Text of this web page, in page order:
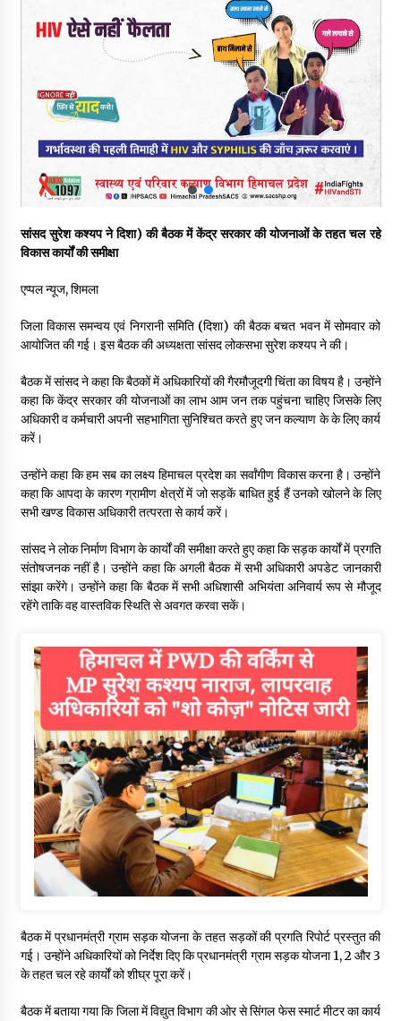
देहरा पुलिस की बड़ी कार्रवाई- 90 लाख नकद और 2 करोड़के सोने के
आभूषण बरामद, 7 आरोपी गिरफ्तार
05/08/2026
पिंजौर-बद्दी फोरलेन परियोजना को मिली बड़ी गति, 378.48 करोड़ की लागत
से बैलेंस कार्य का अवार्ड जारी : हर्ष महाजन
वन विभाग एवं रेड क्रॉस सोसायटी के संयुक्त तत्वावधान में शूराला में वृक्षारोपण
अभियान आयोजित
भवन एवं अन्य सन्निर्माण कामगार शीघ्र करवाएं ई-श्रम पोर्टल पर पंजीकरण
सांसद सुरेश कश्यप नेदिशा) की बैठकमें केंद्र सरकार की योजनाओं के तहत चल रहे
विकास कार्यों की समीक्षा
एप्पल न्यूज, शिमला
जिला विकास समन्वय एवं निगरानी समिति (दिशा) की बैठक बचत भवन में सोमवार को
आयोजित की गई। इस बैठक की अध्यक्षता सांसद लोकसभा सुरेश कश्यप ने की।
बैठक में सांसद ने कहा कि बैठकों में अधिकारियों की गैरमौजूदगी चिंता का विषय है। उन्होंने
कहा कि केंद्र सरकार की योजनाओं का लाभ आम जन तक पहुंचना चाहिए जिसके लिए
अधिकारी व कर्मचारी अपनी सहभागिता सुनिश्चित करते हुए जन कल्याण के के लिए कार्य
करें।
उन्होंने कहा कि हम सब का लक्ष्य हिमाचल प्रदेश का सर्वांगीण विकास करना है। उन्होंने
कहा कि आपदा के कारण ग्रामीण क्षेत्रों में जो सड़कें बाधित हुई हैं उनको खोलने के लिए
सभी खण्ड विकास अधिकारी तत्परता से कार्य करें।
सांसद ने लोक निर्माण विभाग के कार्यों की समीक्षा करते हुए कहा कि सड़क कार्यों में प्रगति
संतोषजनक नहीं है। उन्होंने कहा कि अगली बैठक में सभी अधिकारी अपडेट जानकारी
सांझा करेंगे। उन्होंने कहा कि बैठक में सभी अधिशासी अभियंता अनिवार्य रूप से मौजूद
रहेंगे ताकि वह वास्तविक स्थिति से अवगत करवा सकें।
बैठक में प्रधानमंत्री ग्राम सड़क योजना के तहत सड़कों की प्रगति रिपोर्ट प्रस्तुत की
गई। उन्होंने अधिकारियों को निर्देश दिए कि प्रधानमंत्री ग्राम सड़क योजना 1, 2 और 3
के तहत चल रहे कार्यों को शीघ्र पूरा करें।
बैठक में बताया गया कि जिला में विद्युत विभाग की ओर से सिंगल फेस स्मार्ट मीटर का कार्य